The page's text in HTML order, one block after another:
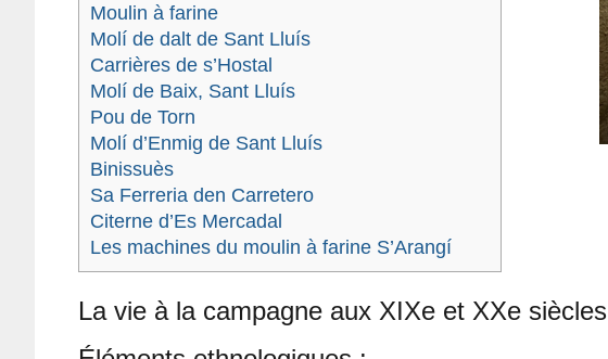
Moulin à farine
Molí de dalt de Sant Lluís
Carrières de s’Hostal
Molí de Baix, Sant Lluís
Pou de Torn
Molí d’Enmig de Sant Lluís
Binissuès
Sa Ferreria den Carretero
Citerne d’Es Mercadal
Les machines du moulin à farine S’Arangí
La vie à la campagne aux XIXe et XXe siècles